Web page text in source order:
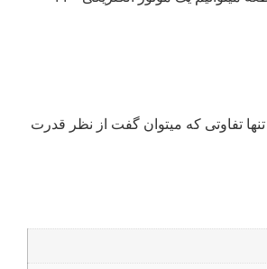
تفاوتی که میتوان گفت از نظر قدرت